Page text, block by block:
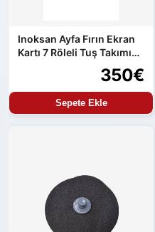
Inoksan Ayfa Fırın Ekran
Kartı 7 Röleli Tuş Takımı
ve Güç Kartı Entegre350€
Sepete Ekle